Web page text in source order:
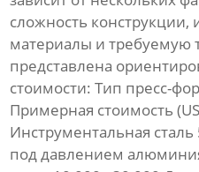
сложность конструкции,
материалы и требуемую
представлена
стоимости: Тип пресс-
Примерная стоимость
Инструментальная
под давлением